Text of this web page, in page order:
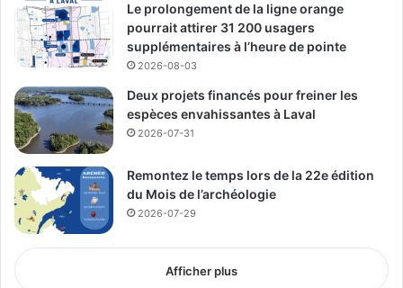
Le prolongement de la ligne orange
pourrait attirer 31 200 usagers
supplémentaires à l’heure de pointe
2026-08-03
Deux projets financés pour freiner les
espèces envahissantes à Laval
2026-07-31
Remontez le temps lors de la 22e édition
du Mois de l’archéologie
2026-07-29
Afficher plus